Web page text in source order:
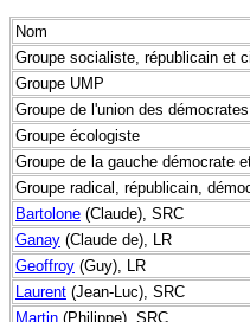
Nom
Groupe socialiste, républicain et
Groupe UMP
Groupe de l'union des
Groupe écologiste
Groupe de la gauche démocrate
Groupe radical, républicain,
Bartolone (Claude), SRC
Ganay (Claude de), LR
Geoffroy (Guy), LR
Laurent (Jean-Luc), SRC
Martin (Philippe), SRC